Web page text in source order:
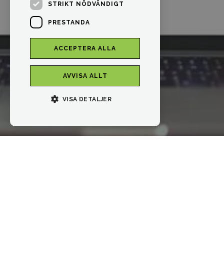
STRIKT NÖDVÄNDIGT
PRESTANDA
ACCEPTERA ALLA
AVVISA ALLT
VISA DETALJER